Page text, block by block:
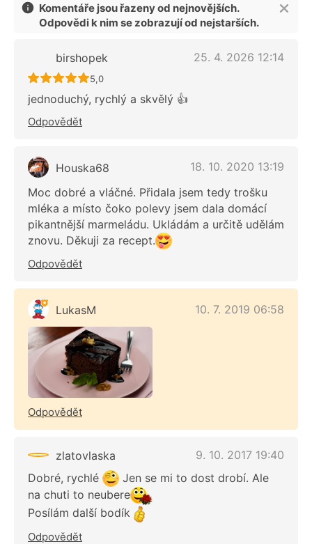
Komentáře jsou řazeny od nejnovějších.
Odpovědi k nim se zobrazují od nejstarších.
birshopek 25. 4. 2026 12:14
Recept ještě nebyl hodnocen
5,0
jednoduchý, rychlý a skvělý 👍
Odpovědět
Houska68
18. 10. 2020 13:19
Moc dobré a vláčné. Přidala jsem tedy trošku
mléka a místo čoko polevy jsem dala domácí
pikantnější marmeládu. Ukládám a určitě udělám
znovu. Děkuji za recept.
Odpovědět
LukasM 10. 7. 2019 06:58
Odpovědět
zlatovlaska
9. 10. 2017 19:40
Dobré, rychlé
Jen se mi to dost drobí. Ale
na chuti to neubere
Posílám další bodík
Odpovědět